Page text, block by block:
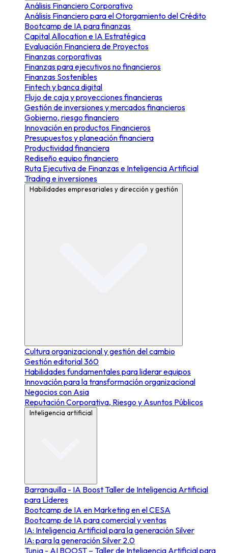
Análisis Financiero Corporativo
Análisis Financiero para el Otorgamiento del Crédito
Bootcamp de IA para finanzas
Capital Allocation e IA Estratégica
Evaluación Financiera de Proyectos
Finanzas corporativas
Finanzas para ejecutivos no financieros
Finanzas Sostenibles
Fintech y banca digital
Flujo de caja y proyecciones financieras
Gestión de inversiones y mercados financieros
Gobierno, riesgo financiero
Innovación en productos Financieros
Presupuestos y planeación financiera
Productividad financiera
Rediseño equipo financiero
Ruta Ejecutiva de Finanzas e Inteligencia Artificial
Trading e inversiones
Habilidades empresariales y dirección y gestión
Cultura organizacional y gestión del cambio
Gestión editorial 360
Habilidades fundamentales para liderar equipos
Innovación para la transformación organizacional
Negocios con Asia
Reputación Corporativa, Riesgo y Asuntos Públicos
Inteligencia artificial
Barranquilla - IA Boost Taller de Inteligencia Artificial
para Líderes
Bootcamp de IA en Marketing en el CESA
Bootcamp de IA para comercial y ventas
IA: Inteligencia Artificial para la generación Silver
IA: para la generación Silver 2.0
Tunja - AI BOOST – Taller de Inteligencia Artificial para